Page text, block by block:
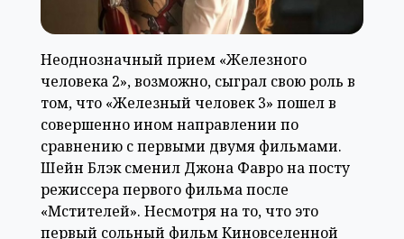
Неоднозначный прием «Железного
человека 2», возможно, сыграл свою роль в
том, что «Железный человек 3» пошел в
совершенно ином направлении по
сравнению с первыми двумя фильмами.
Шейн Блэк сменил Джона Фавро на посту
режиссера первого фильма после
«Мстителей». Несмотря на то, что это
первый сольный фильм Киновселенной